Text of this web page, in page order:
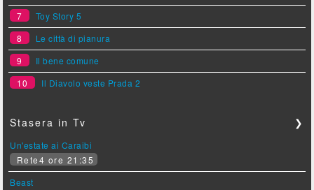
7
Toy Story 5
8
Le città di pianura
9
Il bene comune
10
Il Diavolo veste Prada 2
Stasera in Tv ❯
Un'estate ai Caraibi
Rete4 ore 21:35
Beast